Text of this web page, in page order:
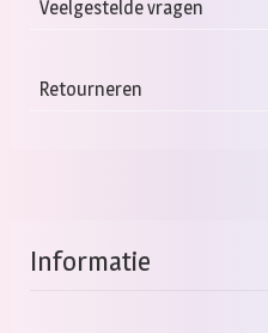
Veelgestelde vragen
Retourneren
Informatie